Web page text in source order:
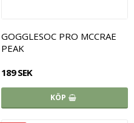
GOGGLESOC PRO MCCRAE
PEAK
189 SEK
KÖP